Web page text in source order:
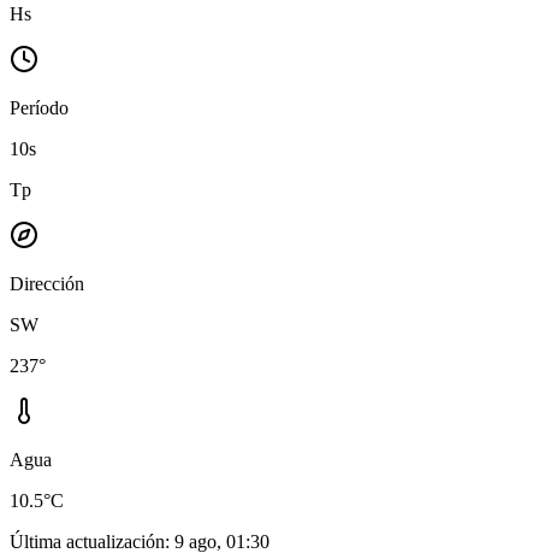
Hs
Período
10s
Tp
Dirección
SW
237°
Agua
10.5°C
Última actualización: 9 ago, 01:30